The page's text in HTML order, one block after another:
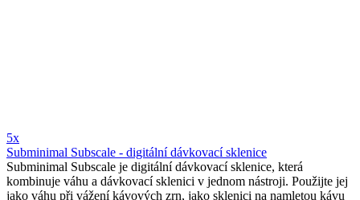
5x
Subminimal Subscale - digitální dávkovací sklenice
Subminimal Subscale je digitální dávkovací sklenice, která
kombinuje váhu a dávkovací sklenici v jednom nástroji. Použijte jej
jako váhu při vážení kávových zrn, jako sklenici na namletou kávu